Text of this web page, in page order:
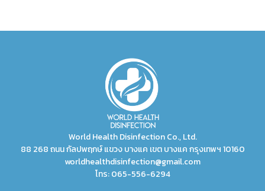
World Health Disinfection Co., Ltd.
88 268 ถนน กัลปพฤกษ์ แขวง บางแค เขต บางแค กรุงเทพฯ 10160
worldhealthdisinfection@gmail.com
โทร:065-556-6294